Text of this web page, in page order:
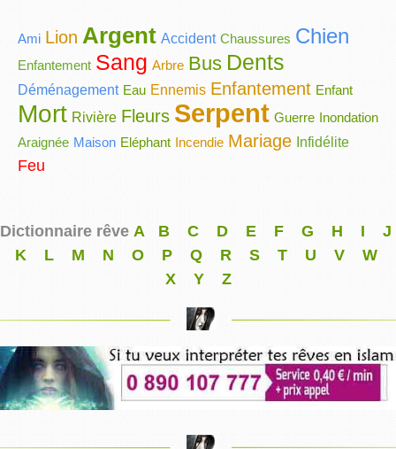
Ami Lion Argent Accident Chaussures Chien
Enfantement Sang Arbre Bus Dents
Déménagement Eau Ennemis Enfantement Enfant
Mort Rivière Fleurs Serpent Guerre Inondation
Araignée Maison Eléphant Incendie Mariage Infidélite
Feu
Dictionnaire rêve A B C D E F G H I
J
K
L M N O P Q R S T U V
W
X
Y Z